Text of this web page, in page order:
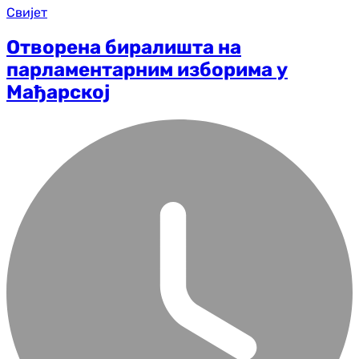
Свијет
Отворена биралишта на
парламентарним изборима у
Мађарској